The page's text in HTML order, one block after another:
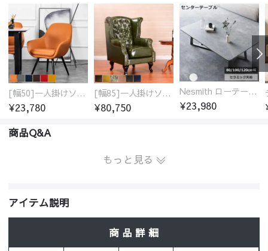
[幅50]一人掛けソファ 高級合成皮革 コンパクト
¥23,780
[幅85]一人掛けソファ 多種類生地 高級感
¥80,750
Nesmith ローテーブル センターテーブル セラミック天板
¥23,980
商品Q&A
もっと見る
アイテム説明
商 品 詳 細